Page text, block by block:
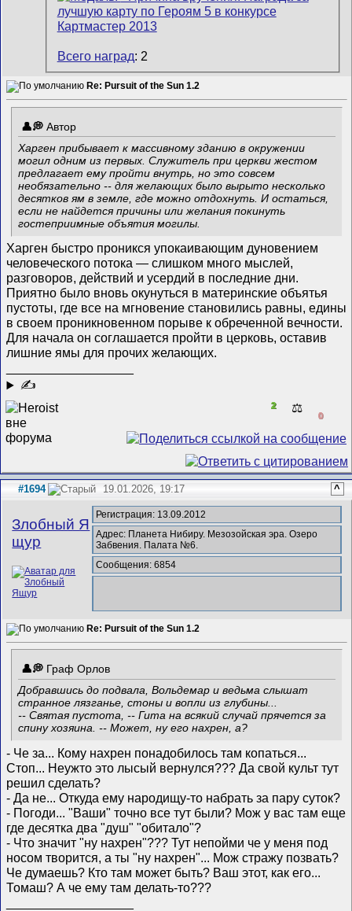
Всего наград: 2
Re: Pursuit of the Sun 1.2
Автор
Харген прибывает к массивному зданию в окружении
могил одним из первых. Служитель при церкви жестом
предлагает ему пройти внутрь, но это совсем
необязательно -- для желающих было вырыто несколько
десятков ям в земле, где можно отдохнуть. И остаться,
если не найдется причины или желания покинуть
гостеприимные объятия могилы.
Харген быстро проникся упокаивающим дуновением
человеческого потока — слишком много мыслей,
разговоров, действий и усердий в последние дни.
Приятно было вновь окунуться в материнские объятья
пустоты, где все на мгновение становились равны, едины
в своем проникновенном порыве к обреченной вечности.
Для начала он соглашается пройти в церковь, оставив
лишние ямы для прочих желающих.
✍
2 ⚖️
0
#1694 19.01.2026, 19:17 ^
Злобный Я
щур
Регистрация: 13.09.2012
Адрес: Планета Нибиру. Мезозойская эра. Озеро
Забвения. Палата №6.
Сообщения: 6854
Re: Pursuit of the Sun 1.2
Граф Орлов
Добравшись до подвала, Вольдемар и ведьма слышат
странное лязганье, стоны и вопли из глубины...
-- Святая пустота, -- Гита на всякий случай прячется за
спину хозяина. -- Может, ну его нахрен, а?
- Че за... Кому нахрен понадобилось там копаться...
Стоп... Неужто это лысый вернулся??? Да свой культ тут
решил сделать?
- Да не... Откуда ему народищу-то набрать за пару суток?
- Погоди... "Ваши" точно все тут были? Мож у вас там еще
где десятка два "душ" "обитало"?
- Что значит "ну нахрен"??? Тут непойми че у меня под
носом творится, а ты "ну нахрен"... Мож стражу позвать?
Че думаешь? Кто там может быть? Ваш этот, как его...
Томаш? А че ему там делать-то???